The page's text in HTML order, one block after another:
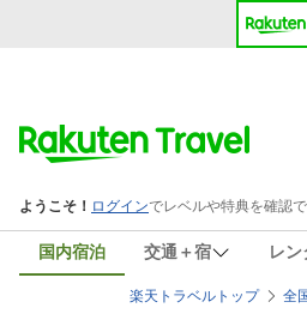
国内宿泊 交通＋宿 レン
楽天トラベルトップ 全